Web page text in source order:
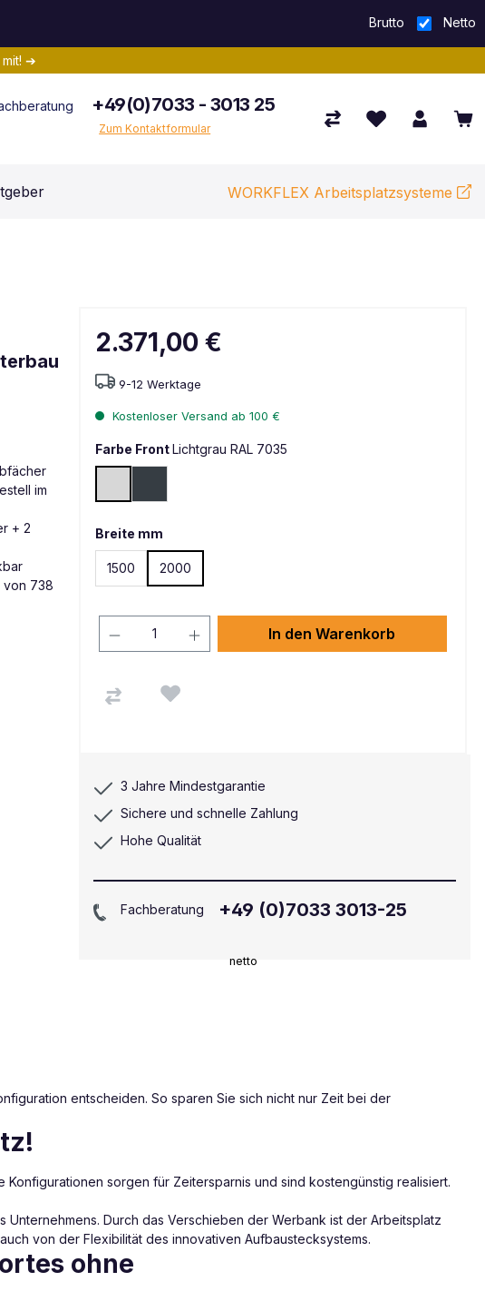
Brutto Netto
➔
+49(0)7033 - 3013 25
Zum Kontaktformular
WORKFLEX Arbeitsplatzsysteme
im
+ 2
von 738
2.371,00 €
netto
9-12 Werktage
Kostenloser Versand ab 100 €
Farbe FrontLichtgrau RAL 7035
Breite mm
1500 2000
In den Warenkorb
3 Jahre Mindestgarantie
Sichere und schnelle Zahlung
Hohe Qualität
Fachberatung +49 (0)7033 3013-25
entscheiden. So sparen Sie sich nicht nur Zeit bei der
sorgen für Zeitersparnis und sind kostengünstig realisiert.
Durch das Verschieben der Werbank ist der Arbeitsplatz
von der Flexibilität des innovativen Aufbaustecksystems.
ohne